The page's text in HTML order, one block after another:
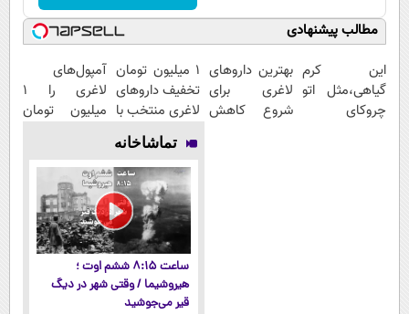
مطالب پیشنهادی
این کرم
گیاهی،مثل اتو
چروکای
بهترین داروهای
لاغری برای
شروع کاهش
۱ میلیون تومان
تخفیف داروهای
لاغری منتخب با
ارسال از
داروخانه
نزدیکت
آمپول‌های
لاغری را ۱
میلیون تومان
تماشاخانه
ساعت ۸:۱۵ ششم اوت ؛
هیروشیما / وقتی شهر در دیگ
قیر می‌جوشید